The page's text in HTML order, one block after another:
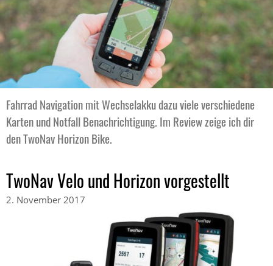
Fahrrad Navigation mit Wechselakku dazu viele verschiedene
Karten und Notfall Benachrichtigung. Im Review zeige ich dir
den TwoNav Horizon Bike.
TwoNav Velo und Horizon vorgestellt
2. November 2017